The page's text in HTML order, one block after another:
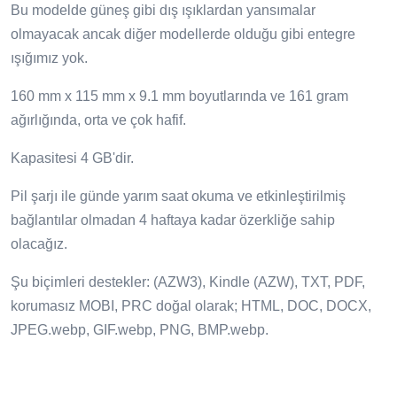
Bu modelde güneş gibi dış ışıklardan yansımalar
olmayacak ancak diğer modellerde olduğu gibi entegre
ışığımız yok.
160 mm x 115 mm x 9.1 mm boyutlarında ve 161 gram
ağırlığında, orta ve çok hafif.
Kapasitesi 4 GB'dir.
Pil şarjı ile günde yarım saat okuma ve etkinleştirilmiş
bağlantılar olmadan 4 haftaya kadar özerkliğe sahip
olacağız.
Şu biçimleri destekler: (AZW3), Kindle (AZW), TXT, PDF,
korumasız MOBI, PRC doğal olarak; HTML, DOC, DOCX,
JPEG.webp, GIF.webp, PNG, BMP.webp.